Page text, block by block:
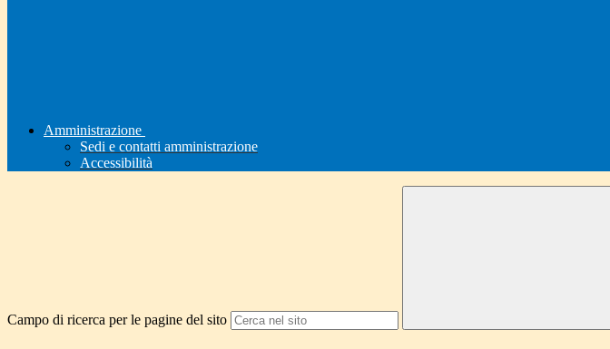
Amministrazione
Sedi e contatti amministrazione
Accessibilità
Campo di ricerca per le pagine del sito